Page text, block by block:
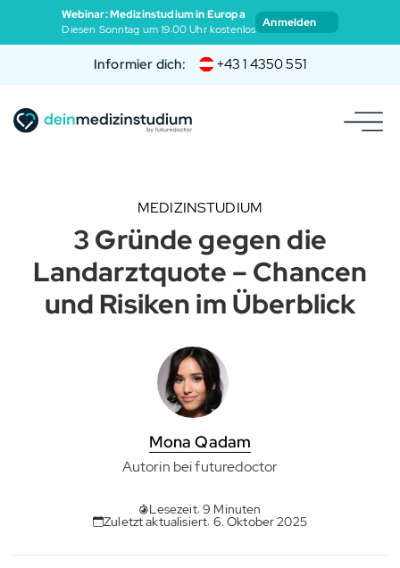
Webinar: Medizinstudium in Europa
Diesen Sonntag um 19:00 Uhr kostenlos Anmelden
Informier dich: +43 1 4350 551
MEDIZINSTUDIUM
3 Gründe gegen die
Landarztquote – Chancen
und Risiken im Überblick
Mona Qadam
Autorin bei futuredoctor
Lesezeit: 9 Minuten
Zuletzt aktualisiert: 6. Oktober 2025